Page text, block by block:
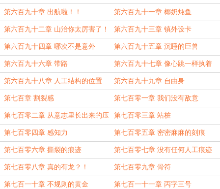
刀？！
第六百九十章 出航啦！！ 第六百九十一章 椰奶炖鱼
第六百九十二章 山治你太厉害了！ 第六百九十三章 镇外设卡
第六百九十四章 哪次不是意外 第六百九十五章 沉睡的巨兽
第六百九十六章 带路 第六百九十七章 像心跳一样执着
第六百九十八章 人工结构的位置 第六百九十九章 自由身
第七百章 割裂感 第七百零一章 我们没有敌意
第七百零二章 从意志里长出来的压
力
第七百零三章 站桩
第七百零四章 感知力 第七百零五章 密密麻麻的刻痕
第七百零六章 撕裂的痕迹 第七百零七章 没有任何人工痕迹
第七百零八章 真的有龙？！ 第七百零九章 骨符
第七百一十章 不规则的黄金 第七百一十一章 丙字三号